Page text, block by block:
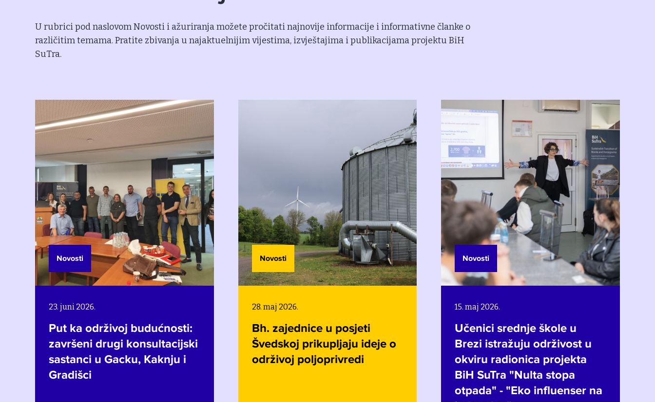
U rubrici pod naslovom Novosti i ažuriranja možete pročitati najnovije informacije i informativne članke o
različitim temama. Pratite zbivanja u najaktuelnijim vijestima, izvještajima i publikacijama projektu BiH
SuTra.
Novosti
23. juni 2026.
Put ka održivoj budućnosti:
završeni drugi konsultacijski
sastanci u Gacku, Kaknju i
Gradišci
Novosti
28. maj 2026.
Bh. zajednice u posjeti
Švedskoj prikupljaju ideje o
održivoj poljoprivredi
Novosti
15. maj 2026.
Učenici srednje škole u
Brezi istražuju održivost u
okviru radionica projekta
BiH SuTra "Nulta stopa
otpada" - "Eko influenser na